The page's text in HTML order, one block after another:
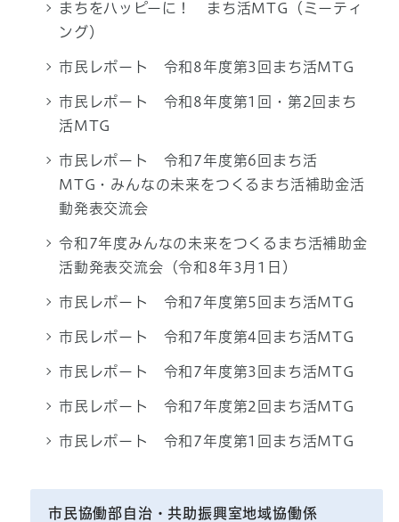
まちをハッピーに！ まち活MTG（ミーティ
ング）
市民レポート 令和8年度第3回まち活MTG
市民レポート 令和8年度第1回・第2回まち
活MTG
市民レポート 令和7年度第6回まち活
MTG・みんなの未来をつくるまち活補助金活
動発表交流会
令和7年度みんなの未来をつくるまち活補助金
活動発表交流会（令和8年3月1日）
市民レポート 令和7年度第5回まち活MTG
市民レポート 令和7年度第4回まち活MTG
市民レポート 令和7年度第3回まち活MTG
市民レポート 令和7年度第2回まち活MTG
市民レポート 令和7年度第1回まち活MTG
市民協働部自治・共助振興室地域協働係